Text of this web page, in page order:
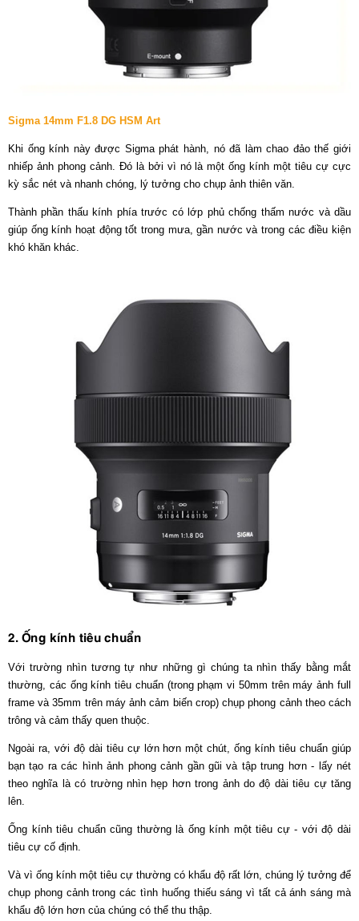
Sigma 14mm F1.8 DG HSM Art
Khi ống kính này được Sigma phát hành, nó đã làm chao đảo thế giới
nhiếp ảnh phong cảnh. Đó là bởi vì nó là một ống kính một tiêu cự cực
kỳ sắc nét và nhanh chóng, lý tưởng cho chụp ảnh thiên văn.
Thành phần thấu kính phía trước có lớp phủ chống thấm nước và dầu
giúp ống kính hoạt động tốt trong mưa, gần nước và trong các điều kiện
khó khăn khác.
2. Ống kính tiêu chuẩn
Với trường nhìn tương tự như những gì chúng ta nhìn thấy bằng mắt
thường, các ống kính tiêu chuẩn (trong phạm vi 50mm trên máy ảnh full
frame và 35mm trên máy ảnh cảm biến crop) chụp phong cảnh theo cách
trông và cảm thấy quen thuộc.
Ngoài ra, với độ dài tiêu cự lớn hơn một chút, ống kính tiêu chuẩn giúp
bạn tạo ra các hình ảnh phong cảnh gần gũi và tập trung hơn - lấy nét
theo nghĩa là có trường nhìn hẹp hơn trong ảnh do độ dài tiêu cự tăng
lên.
Ống kính tiêu chuẩn cũng thường là ống kính một tiêu cự - với độ dài
tiêu cự cố định.
Và vì ống kính một tiêu cự thường có khẩu độ rất lớn, chúng lý tưởng để
chụp phong cảnh trong các tình huống thiếu sáng vì tất cả ánh sáng mà
khẩu độ lớn hơn của chúng có thể thu thập.